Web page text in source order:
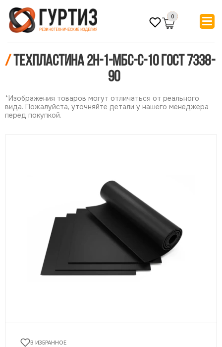
0
/Техпластина 2Н-1-МБС-С-10 ГОСТ 7338-
90
*Изображения товаров могут отличаться от реального
вида. Пожалуйста, уточняйте детали у нашего менеджера
перед покупкой.
В ИЗБРАННОЕ